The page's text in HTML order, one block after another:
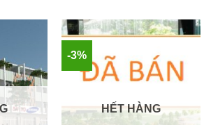
1.840.725.000₫.
-3%
HẾT HÀNG